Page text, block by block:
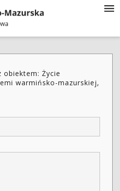
obiektem: Życie
warmińsko-mazurskiej,